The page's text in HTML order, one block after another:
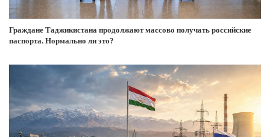
Граждане Таджикистана продолжают массово получать российские
паспорта. Нормально ли это?